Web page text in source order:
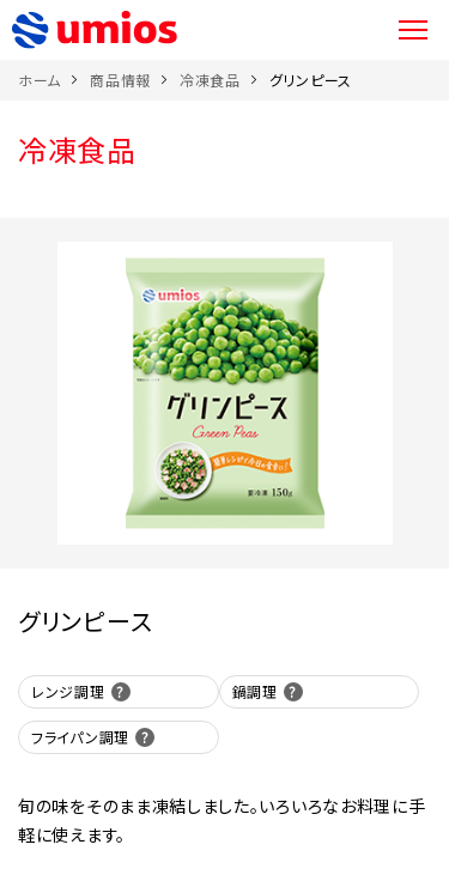
ホーム 商品情報 冷凍食品 グリンピース
冷凍食品
グリンピース
レンジ調理 鍋調理
フライパン調理
旬の味をそのまま凍結しました。いろいろなお料理に手
軽に使えます。